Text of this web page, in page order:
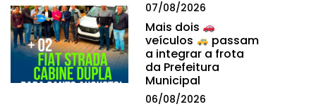
07/08/2026
Mais dois
veículos
passam
a integrar a frota
da Prefeitura
Municipal
06/08/2026